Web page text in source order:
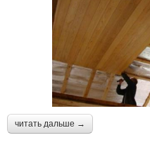
читать дальше →